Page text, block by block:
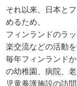
それ以来、日本と
めるため、
フィンランドのラ
楽交流などの活動を
毎年フィンランド
の幼稚園、病院、老
児童養護施設の訪